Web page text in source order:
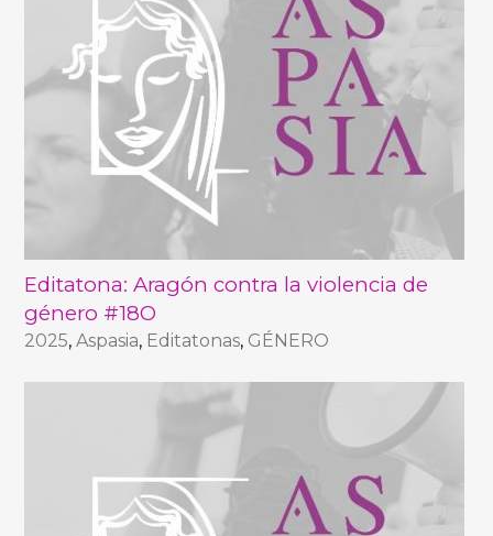
Editatona: Aragón contra la violencia de
género #18O
2025,Aspasia, Editatonas, GÉNERO